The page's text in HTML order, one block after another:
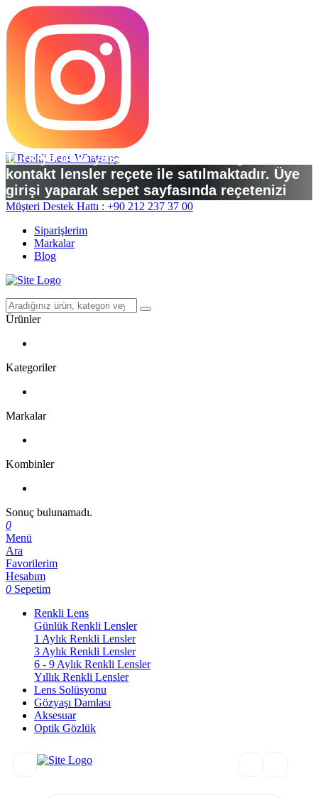
Türkiye’deki yasal düzenlemelere göre
kontakt lensler reçete ile satılmaktadır. Üye
girişi yaparak sepet sayfasında reçetenizi
yükleyebilirsiniz.
Müşteri Destek Hattı : +90 212 237 37 00
Siparişlerim
Markalar
Blog
Ürünler
Kategoriler
Markalar
Kombinler
Sonuç bulunamadı.
0
Menü
Ara
Favorilerim
Hesabım
0 Sepetim
Renkli Lens
Günlük Renkli Lensler
1 Aylık Renkli Lensler
3 Aylık Renkli Lensler
6 - 9 Aylık Renkli Lensler
Yıllık Renkli Lensler
Lens Solüsyonu
Gözyaşı Damlası
Aksesuar
Optik Gözlük